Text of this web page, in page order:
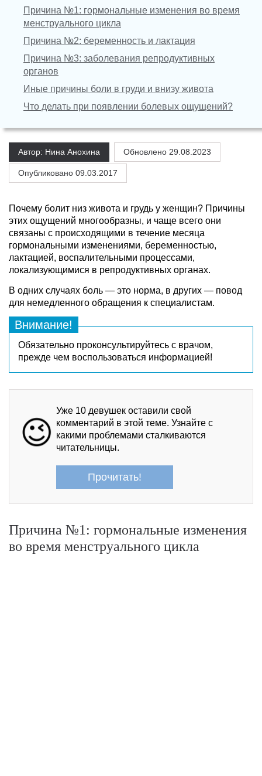
Причина №1: гормональные изменения во время
менструального цикла
Причина №2: беременность и лактация
Причина №3: заболевания репродуктивных
органов
Иные причины боли в груди и внизу живота
Что делать при появлении болевых ощущений?
Автор: Нина Анохина Обновлено 29.08.2023
Опубликовано 09.03.2017
Почему болит низ живота и грудь у женщин? Причины
этих ощущений многообразны, и чаще всего они
связаны с происходящими в течение месяца
гормональными изменениями, беременностью,
лактацией, воспалительными процессами,
локализующимися в репродуктивных органах.
В одних случаях боль — это норма, в других — повод
для немедленного обращения к специалистам.
😉 Уже 10 девушек оставили свой
комментарий в этой теме. Узнайте с
какими проблемами сталкиваются
читательницы.
Прочитать!
Причина №1: гормональные изменения
во время менструального цикла